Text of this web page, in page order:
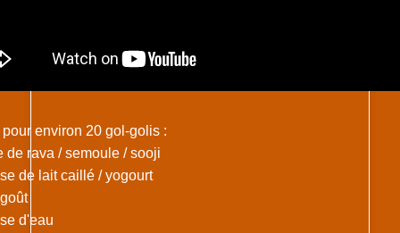
environ 20 gol-golis :
de rava / semoule / sooji
de lait caillé / yogourt
d'eau